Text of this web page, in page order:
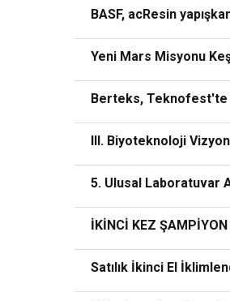
BASF, acResin
Yeni Mars Misyonu
Berteks, Teknofest'te
III. Biyoteknoloji
5. Ulusal Laboratuvar
İKİNCİ KEZ ŞAMPİYON
Satılık İkinci El